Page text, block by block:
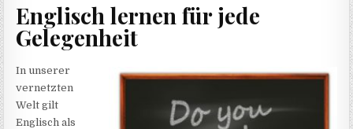
Englisch lernen für jede
Gelegenheit
In unserer
vernetzten
Welt gilt
Englisch als